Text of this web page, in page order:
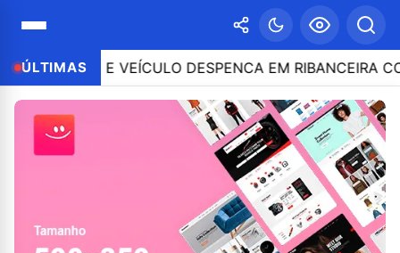
ÚLTIMASE VEÍCULO DESPENCA EM RIBANCEIRA COM